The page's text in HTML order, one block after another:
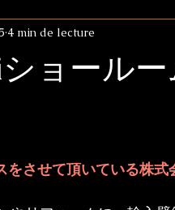
ショール
4 min de lecture
をさせて頂いている株式